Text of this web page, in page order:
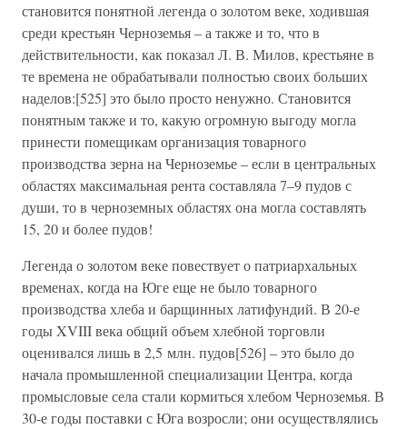
становится понятной легенда о золотом веке, ходившая
среди крестьян Черноземья – а также и то, что в
действительности, как показал Л. В. Милов, крестьяне в
те времена не обрабатывали полностью своих больших
наделов:[525] это было просто ненужно. Становится
понятным также и то, какую огромную выгоду могла
принести помещикам организация товарного
производства зерна на Черноземье – если в центральных
областях максимальная рента составляла 7–9 пудов с
души, то в черноземных областях она могла составлять
15, 20 и более пудов!
Легенда о золотом веке повествует о патриархальных
временах, когда на Юге еще не было товарного
производства хлеба и барщинных латифундий. В 20-е
годы XVIII века общий объем хлебной торговли
оценивался лишь в 2,5 млн. пудов[526] – это было до
начала промышленной специализации Центра, когда
промысловые села стали кормиться хлебом Черноземья. В
30-е годы поставки с Юга возросли; они осуществлялись